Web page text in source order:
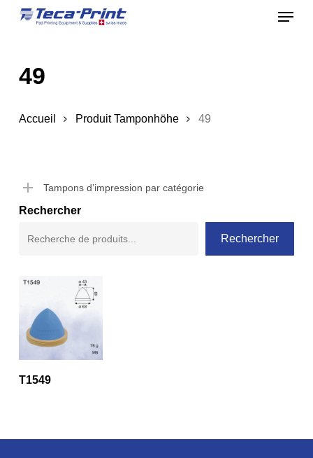
Skip
content
Menu
49
Accueil Produit Tamponhöhe 49
Tampons d’impression par catégorie
Rechercher
Rechercher
T1549